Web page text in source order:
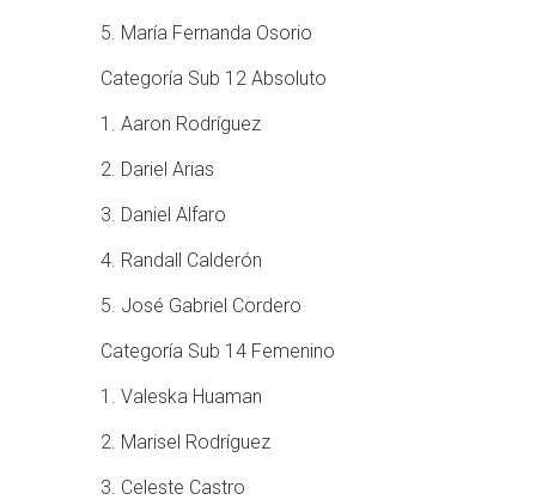
5. María Fernanda Osorio
Categoría Sub 12 Absoluto
1. Aaron Rodríguez
2. Dariel Arias
3. Daniel Alfaro
4. Randall Calderón
5. José Gabriel Cordero
Categoría Sub 14 Femenino
1. Valeska Huaman
2. Marisel Rodríguez
3. Celeste Castro